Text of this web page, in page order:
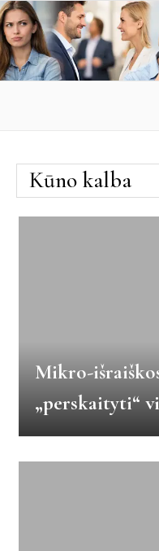
Skip to content
Kūno kalba
Mikro-
„perskaityti“